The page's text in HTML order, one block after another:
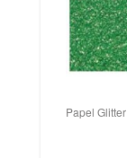
Papel